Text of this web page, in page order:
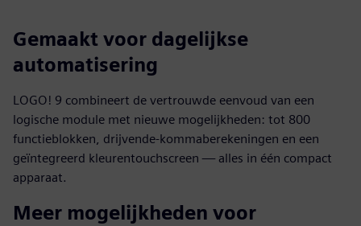
Gemaakt voor dagelijkse
automatisering
LOGO! 9 combineert de vertrouwde eenvoud van een
logische module met nieuwe mogelijkheden: tot 800
functieblokken, drijvende-kommaberekeningen en een
geïntegreerd kleurentouchscreen — alles in één compact
apparaat.
Meer mogelijkheden voor